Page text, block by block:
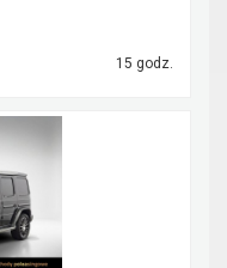
15 godz.